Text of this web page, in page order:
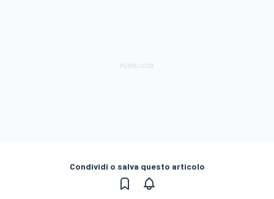
Condividi o salva questo articolo